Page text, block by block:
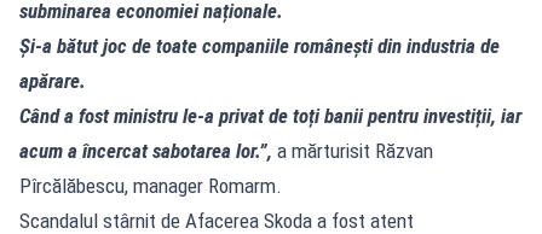
subminarea economiei naționale.
Și-a bătut joc de toate companiile românești din industria de
apărare.
Când a fost ministru le-a privat de toți banii pentru investiții, iar
acum a încercat sabotarea lor.”, a mărturisit Răzvan
Pîrcălăbescu, manager Romarm.
Scandalul stârnit de Afacerea Skoda a fost atent